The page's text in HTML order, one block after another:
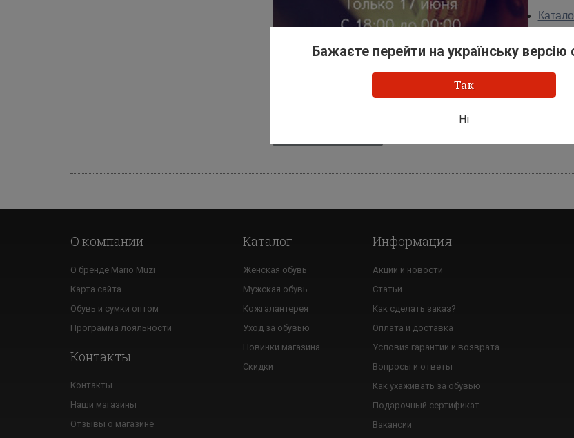
О компании
О бренде Mario Muzi
Карта сайта
Обувь и сумки оптом
Программа лояльности
Контакты
Контакты
Наши магазины
Отзывы о магазине
Каталог
Женская обувь
Мужская обувь
Кожгалантерея
Уход за обувью
Новинки магазина
Скидки
Информация
Акции и новости
Статьи
Как сделать заказ?
Оплата и доставка
Условия гарантии и возврата
Вопросы и ответы
Как ухаживать за обувью
Подарочный сертификат
Вакансии
Бажаєте перейти на українську версію
Так
Ні